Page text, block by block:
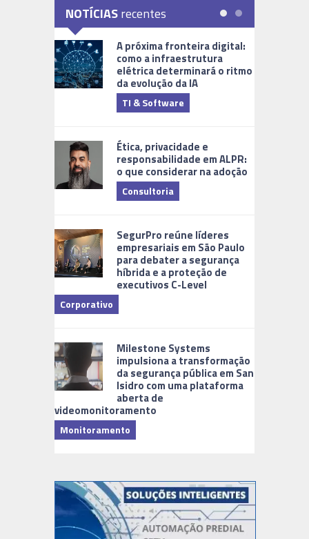
NOTÍCIASrecentes
A próxima fronteira digital:
como a infraestrutura
elétrica determinará o ritmo
da evolução da IA
TI & Software
Ética, privacidade e
responsabilidade em ALPR:
o que considerar na adoção
Consultoria
SegurPro reúne líderes
empresariais em São Paulo
para debater a segurança
híbrida e a proteção de
executivos C-Level
Corporativo
Milestone Systems
impulsiona a transformação
da segurança pública em San
Isidro com uma plataforma
aberta de
videomonitoramento
Monitoramento